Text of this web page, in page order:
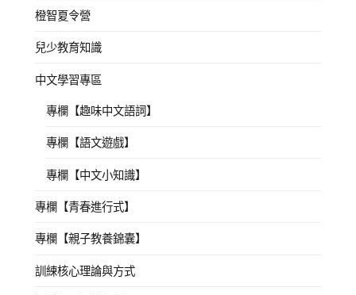
橙智夏令營
兒少教育知識
中文學習專區
專欄【趣味中文語詞】
專欄【語文遊戲】
專欄【中文小知識】
專欄【青春進行式】
專欄【親子教養錦囊】
訓練核心理論與方式